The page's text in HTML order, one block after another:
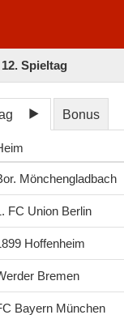
Spieltag
Bonus
Mönchengladbach
FC Union Berlin
Hoffenheim
Bremen
Bayern München